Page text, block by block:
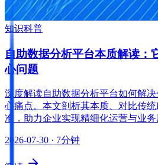
知识科普
自助数据分析平台本质解读：
心问题
深度解读自助数据分析平台如何解
心痛点。本文剖析其本质、对比传
准，助力企业实现精细化运营与业务
2026-07-30 · 7分钟